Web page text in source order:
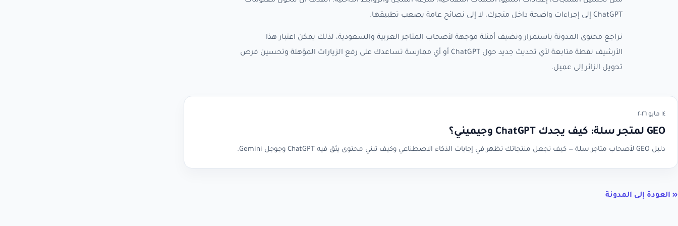
ChatGPT إلى إجراءات واضحة داخل متجرك، لا إلى نصائح عامة يصعب تطبيقها.
نراجع محتوى المدونة باستمرار ونضيف أمثلة موجهة لأصحاب المتاجر العربية والسعودية، لذلك يمكن اعتبار هذا
الأرشيف نقطة متابعة لأي تحديث جديد حول ChatGPT أو أي ممارسة تساعدك على رفع الزيارات المؤهلة وتحسين فرص
تحويل الزائر إلى عميل.
١٤ مايو ٢٠٢٦
GEO لمتجر سلة: كيف يجدك ChatGPT وجيميني؟
دليل GEO لأصحاب متاجر سلة — كيف تجعل منتجاتك تظهر في إجابات الذكاء الاصطناعي وكيف تبني محتوى يثق فيه ChatGPT وجوجل Gemini.
« العودة إلى المدونة